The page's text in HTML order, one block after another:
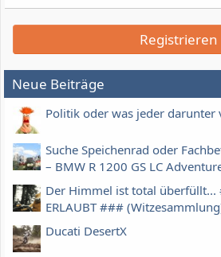
Registrieren
Neue Beiträge
Politik oder was jeder darunter
Suche Speichenrad oder
– BMW R 1200 GS LC
Der Himmel ist total überfüllt...
ERLAUBT ###
Ducati DesertX